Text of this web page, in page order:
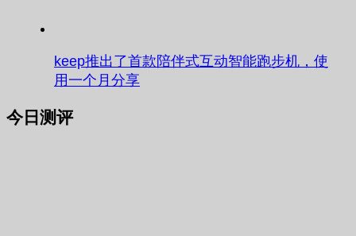
keep推出了首款陪伴式互动智能跑步机，使
用一个月分享
今日测评